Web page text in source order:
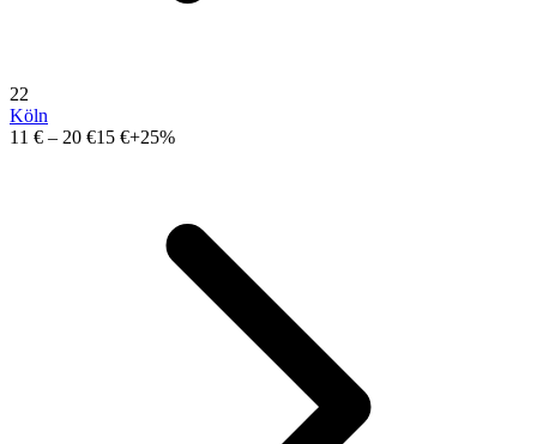
22
Köln
11 € – 20 €15 €+25%